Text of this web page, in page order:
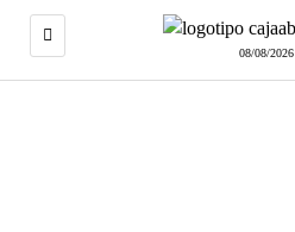
08/08/2026